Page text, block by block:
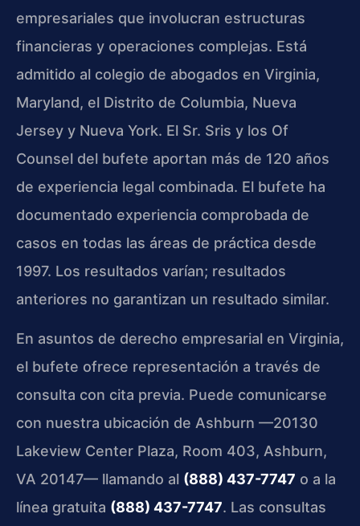
empresariales que involucran estructuras
financieras y operaciones complejas. Está
admitido al colegio de abogados en Virginia,
Maryland, el Distrito de Columbia, Nueva
Jersey y Nueva York. El Sr. Sris y los Of
Counsel del bufete aportan más de 120 años
de experiencia legal combinada. El bufete ha
documentado experiencia comprobada de
casos en todas las áreas de práctica desde
1997. Los resultados varían; resultados
anteriores no garantizan un resultado similar.
En asuntos de derecho empresarial en Virginia,
el bufete ofrece representación a través de
consulta con cita previa. Puede comunicarse
con nuestra ubicación de Ashburn —20130
Lakeview Center Plaza, Room 403, Ashburn,
VA 20147— llamando al (888) 437-7747 o a la
línea gratuita (888) 437-7747. Las consultas